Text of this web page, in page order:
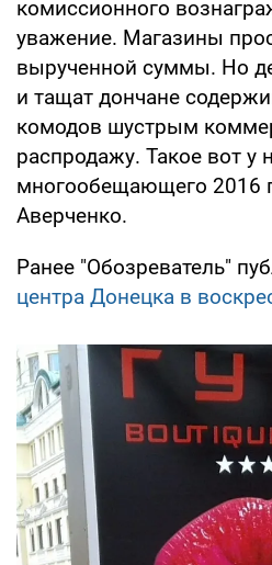
комиссионного
уважение. Магазины
вырученной суммы. Но
и тащат дончане
комодов шустрым
распродажу. Такое вот у
многообещающего 2016
Аверченко.
Ранее "Обозреватель"
центра Донецка в